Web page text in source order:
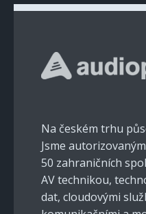
Na českém trhu
Jsme
50 zahraničních
AV technikou,
dat, cloudovými